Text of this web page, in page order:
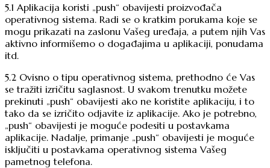
5.1 Aplikacija koristi „push“ obavijesti proizvođača
operativnog sistema. Radi se o kratkim porukama koje se
mogu prikazati na zaslonu Vašeg uređaja, a putem njih Vas
aktivno informišemo o događajima u aplikaciji, ponudama
itd.
5.2 Ovisno o tipu operativnog sistema, prethodno će Vas
se tražiti izričitu saglasnost. U svakom trenutku možete
prekinuti „push“ obavijesti ako ne koristite aplikaciju, i to
tako da se izričito odjavite iz aplikacije. Ako je potrebno,
„push“ obavijesti je moguće podesiti u postavkama
aplikacije. Nadalje, primanje „push“ obavijesti je moguće
isključiti u postavkama operativnog sistema Vašeg
pametnog telefona.